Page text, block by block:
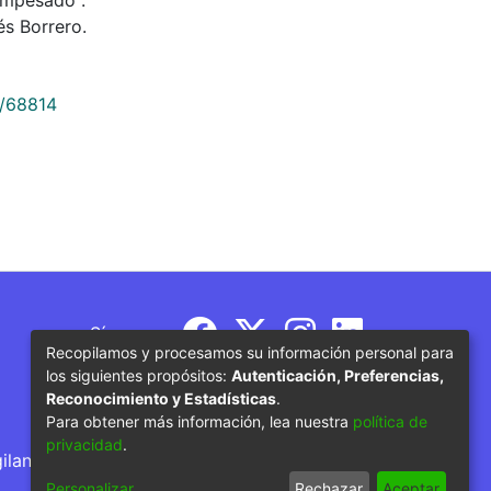
Borrero.
68814
Síguenos
por parte del Ministerio de Educación
Recopilamos y procesamos su información personal para
los siguientes propósitos: Autenticación, Preferencias,
Reconocimiento y Estadísticas.
Para obtener más información, lea nuestra política de
privacidad.